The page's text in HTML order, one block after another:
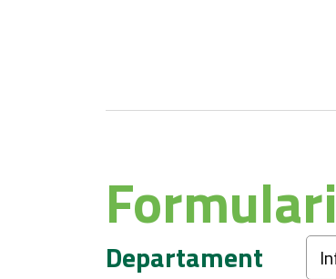
Formulari
Departament